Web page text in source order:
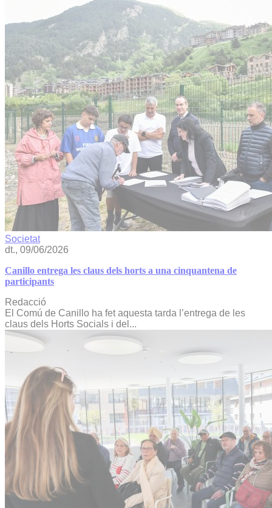
Societat
dt., 09/06/2026
Canillo entrega les claus dels horts a una cinquantena de
participants
Redacció
El Comú de Canillo ha fet aquesta tarda l’entrega de les
claus dels Horts Socials i del...